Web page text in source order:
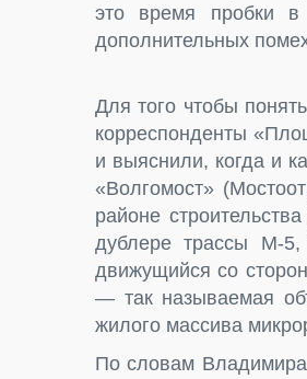
это время пробки в
дополнительных
Для того чтобы
корреспонденты
и выяснили, когда и
«Волгомост»
районе
дублере трассы М-
движущийся со
— так называемая
жилого массива
По словам Владимира